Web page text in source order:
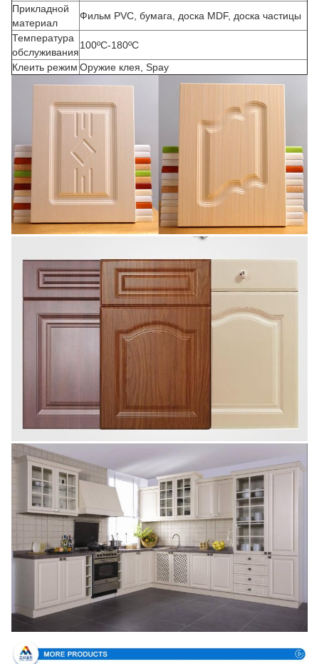
Прикладной
материал
Фильм PVC, бумага, доска MDF, доска частицы
Температура
обслуживания
100ºC-180ºC
Клеить режим Оружие клея, Spay